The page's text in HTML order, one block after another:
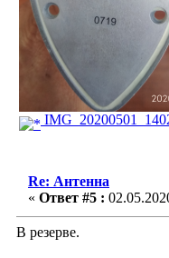
Re: Антенна
« Ответ #5 :
В резерве.